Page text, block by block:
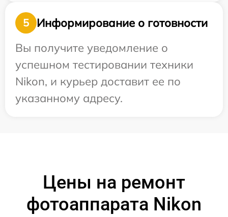
5
Информирование о готовности
Вы получите уведомление о
успешном тестировании техники
Nikon, и курьер доставит ее по
указанному адресу.
Цены на ремонт
фотоаппарата Nikon